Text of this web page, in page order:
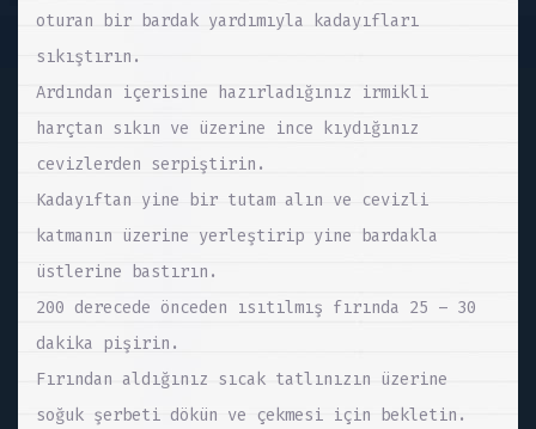
oturan bir bardak yardımıyla kadayıfları
sıkıştırın.
Ardından içerisine hazırladığınız irmikli
harçtan sıkın ve üzerine ince kıydığınız
cevizlerden serpiştirin.
Kadayıftan yine bir tutam alın ve cevizli
katmanın üzerine yerleştirip yine bardakla
üstlerine bastırın.
200 derecede önceden ısıtılmış fırında 25 – 30
dakika pişirin.
Fırından aldığınız sıcak tatlınızın üzerine
soğuk şerbeti dökün ve çekmesi için bekletin.